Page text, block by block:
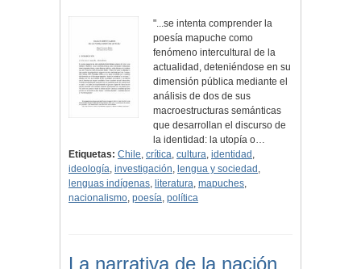
"...se intenta comprender la
poesía mapuche como
fenómeno intercultural de la
actualidad, deteniéndose en su
dimensión pública mediante el
análisis de dos de sus
macroestructuras semánticas
que desarrollan el discurso de
la identidad: la utopía o…
Etiquetas: Chile, crítica, cultura, identidad ,
ideología, investigación, lengua y sociedad ,
lenguas indígenas, literatura, mapuches,
nacionalismo, poesía, política
La narrativa de la nación